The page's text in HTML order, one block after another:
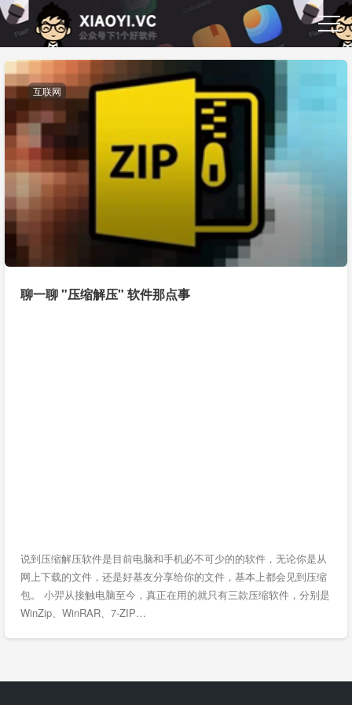
互联网
聊一聊 "压缩解压" 软件那点事
说到压缩解压软件是目前电脑和手机必不可少的的软件，无论你是从
网上下载的文件，还是好基友分享给你的文件，基本上都会见到压缩
包。 小羿从接触电脑至今，真正在用的就只有三款压缩软件，分别是
WinZip、WinRAR、7-ZIP…